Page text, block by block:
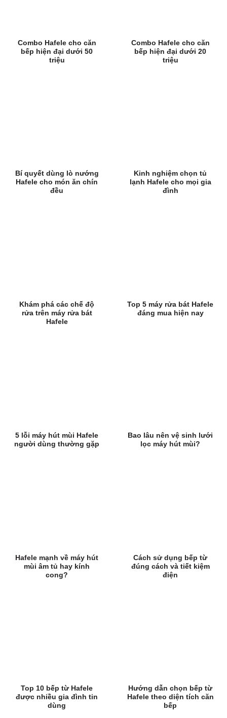
Combo Hafele cho căn
bếp hiện đại dưới 50
triệu
Combo Hafele cho căn
bếp hiện đại dưới 20
triệu
Bí quyết dùng lò nướng
Hafele cho món ăn chín
đều
Kinh nghiệm chọn tủ
lạnh Hafele cho mọi gia
đình
Khám phá các chế độ
rửa trên máy rửa bát
Hafele
Top 5 máy rửa bát Hafele
đáng mua hiện nay
5 lỗi máy hút mùi Hafele
người dùng thường gặp
Bao lâu nên vệ sinh lưới
lọc máy hút mùi?
Hafele mạnh về máy hút
mùi âm tủ hay kính
cong?
Cách sử dụng bếp từ
đúng cách và tiết kiệm
điện
Top 10 bếp từ Hafele
được nhiều gia đình tin
dùng
Hướng dẫn chọn bếp từ
Hafele theo diện tích căn
bếp